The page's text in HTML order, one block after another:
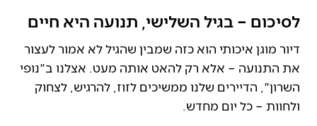
לסיכום – בגיל השלישי, תנועה היא חיים
דיור מוגן איכותי הוא כזה שמבין שהגיל לא אמור לעצור
את התנועה – אלא רק להאט אותה מעט. אצלנו ב"נופי
השרון", הדיירים שלנו ממשיכים לזוז, להרגיש, לצחוק
ולחוות – כל יום מחדש.